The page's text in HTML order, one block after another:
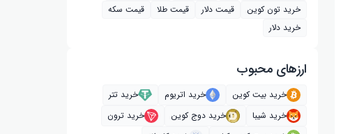
خرید تون کوین
قیمت دلار قیمت طلا
قیمت سکه
خرید دلار
ارز‌های محبوب
خرید بیت کوین خرید اتریوم
خرید تتر
خرید شیبا
خرید دوج کوین
خرید ترون